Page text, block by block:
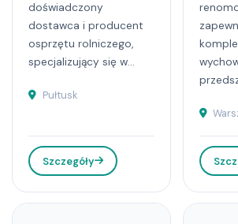
doświadczony
dostawca i producent
osprzętu rolniczego,
specjalizujący się w...
Pułtusk
Szczegóły